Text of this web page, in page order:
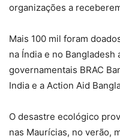
organizações a
Mais 100 mil foram
na Índia e no
governamentais BRAC
India e a Action Aid
O desastre ecológico
nas Maurícias, no verão,